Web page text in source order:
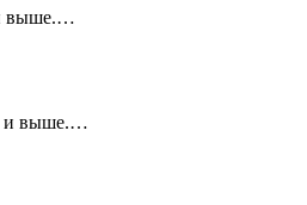
и выше.…
и выше.…